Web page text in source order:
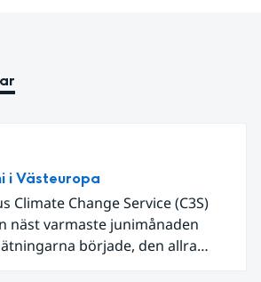
i Västeuropa
Climate Change Service (C3S)
näst varmaste junimånaden
började, den allra